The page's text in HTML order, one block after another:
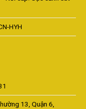
HYH
13, Quận 6,